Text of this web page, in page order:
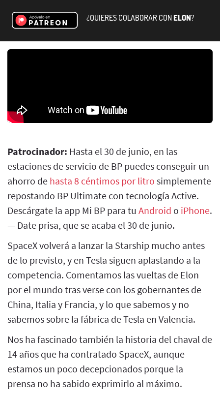
¿QUIERES COLABORAR CONELON?
Patrocinador: Hasta el 30 de junio, en las
estaciones de servicio de BP puedes conseguir un
ahorro de hasta 8 céntimos por litro simplemente
repostando BP Ultimate con tecnología Active.
Descárgate la app Mi BP para tu Android o iPhone.
— Date prisa, que se acaba el 30 de junio.
SpaceX volverá a lanzar la Starship mucho antes
de lo previsto, y en Tesla siguen aplastando a la
competencia. Comentamos las vueltas de Elon
por el mundo tras verse con los gobernantes de
China, Italia y Francia, y lo que sabemos y no
sabemos sobre la fábrica de Tesla en Valencia.
Nos ha fascinado también la historia del chaval de
14 años que ha contratado SpaceX, aunque
estamos un poco decepcionados porque la
prensa no ha sabido exprimirlo al máximo.